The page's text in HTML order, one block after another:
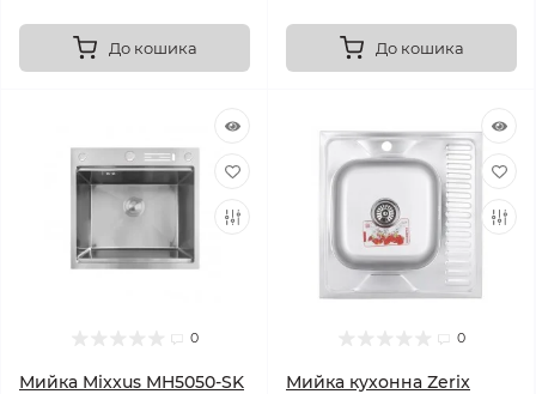
До кошика До кошика
0
Мийка Mixxus MH5050-SK
0
Мийка кухонна Zerix